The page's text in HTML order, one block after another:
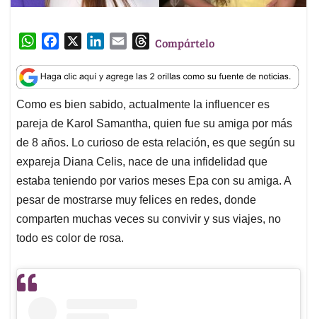
W
a
t
s
A
p
p
c
e
b
o
o
k
n
k
e
d
I
n
a
i
l
T
r
e
a
d
s
Compártelo
Como es bien sabido, actualmente la influencer es
pareja de Karol Samantha, quien fue su amiga por más
de 8 años. Lo curioso de esta relación, es que según su
expareja Diana Celis, nace de una infidelidad que
estaba teniendo por varios meses Epa con su amiga. A
pesar de mostrarse muy felices en redes, donde
comparten muchas veces su convivir y sus viajes, no
todo es color de rosa.